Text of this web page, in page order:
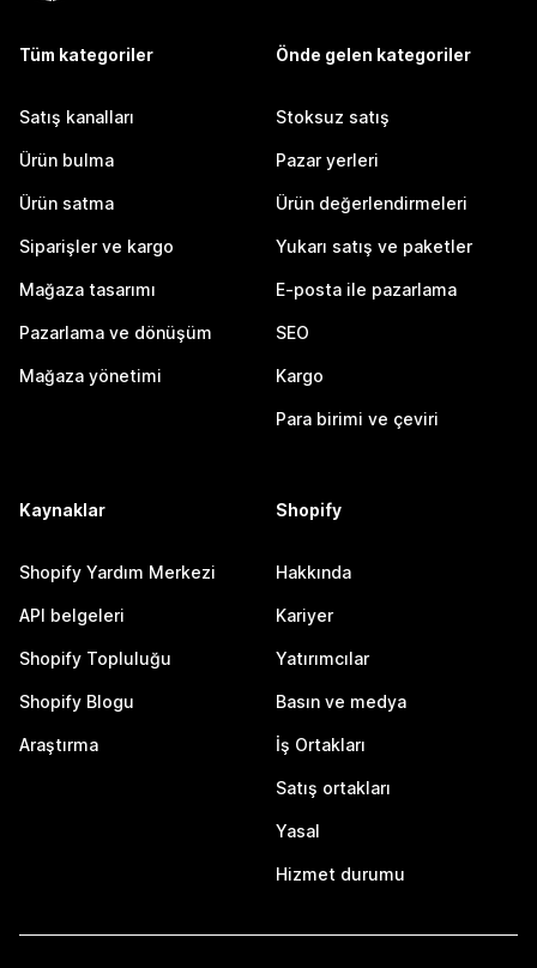
Tüm kategoriler
Satış kanalları
Ürün bulma
Ürün satma
Siparişler ve kargo
Mağaza tasarımı
Pazarlama ve dönüşüm
Mağaza yönetimi
Önde gelen kategoriler
Stoksuz satış
Pazar yerleri
Ürün değerlendirmeleri
Yukarı satış ve paketler
E-posta ile pazarlama
SEO
Kargo
Para birimi ve çeviri
Kaynaklar
Shopify Yardım Merkezi
API belgeleri
Shopify Topluluğu
Shopify Blogu
Araştırma
Shopify
Hakkında
Kariyer
Yatırımcılar
Basın ve medya
İş Ortakları
Satış ortakları
Yasal
Hizmet durumu